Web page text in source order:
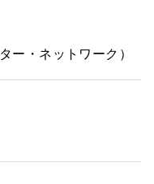
ー・ネットワーク）